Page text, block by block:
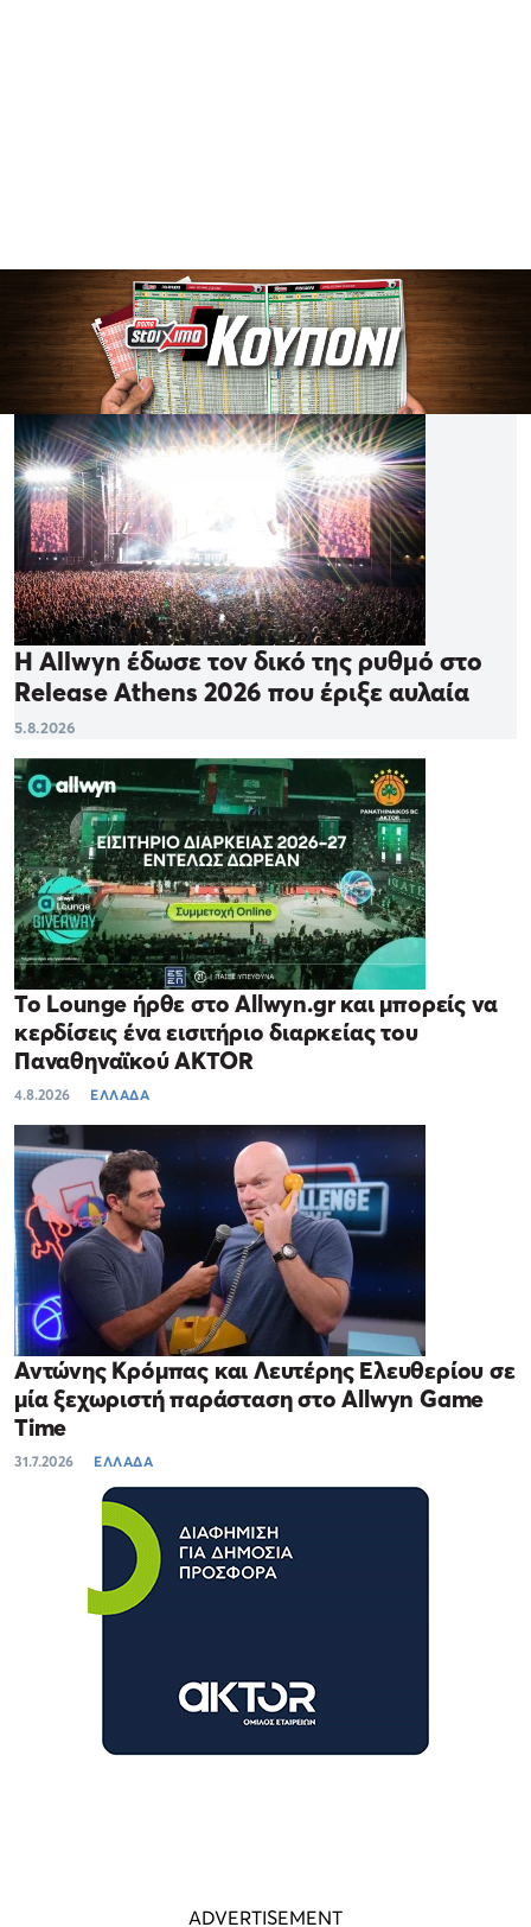
Η Allwyn έδωσε τον δικό της ρυθμό στο
Release Athens 2026 που έριξε αυλαία
5.8.2026
Το Lounge ήρθε στο Allwyn.gr και μπορείς να
κερδίσεις ένα εισιτήριο διαρκείας του
Παναθηναϊκού AKTOR
4.8.2026 ΕΛΛΑΔΑ
Αντώνης Κρόμπας και Λευτέρης Ελευθερίου σε
μία ξεχωριστή παράσταση στο Allwyn Game
Time
31.7.2026 ΕΛΛΑΔΑ